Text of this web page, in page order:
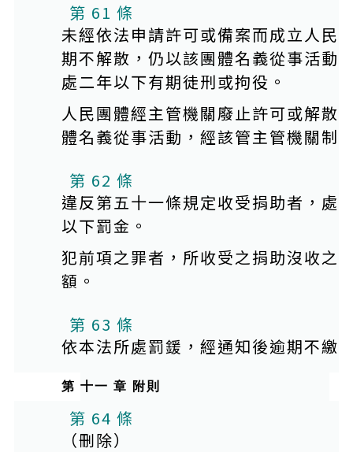
第 61 條
未經依法申請許可或備案而成立人民
期不解散，仍以該團體名義從事活動
處二年以下有期徒刑或拘役。
人民團體經主管機關廢止許可或解散
體名義從事活動，經該管主管機關制
第 62 條
違反第五十一條規定收受捐助者，處
以下罰金。
犯前項之罪者，所收受之捐助沒收之
額。
第 63 條
依本法所處罰鍰，經通知後逾期不繳
第 十一 章 附則
第 64 條
（刪除）